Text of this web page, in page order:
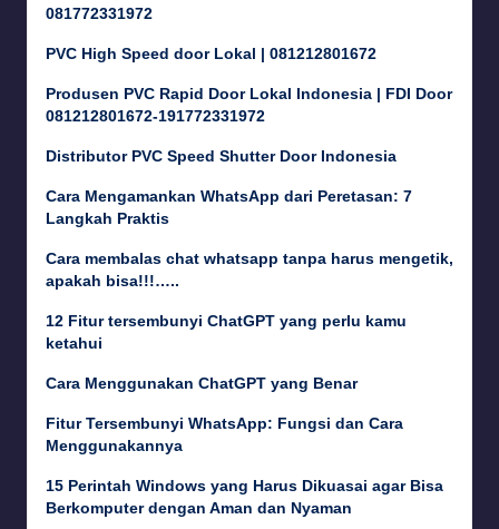
081772331972
PVC High Speed door Lokal | 081212801672
Produsen PVC Rapid Door Lokal Indonesia | FDI Door
081212801672-191772331972
Distributor PVC Speed Shutter Door Indonesia
Cara Mengamankan WhatsApp dari Peretasan: 7
Langkah Praktis
Cara membalas chat whatsapp tanpa harus mengetik,
apakah bisa!!!…..
12 Fitur tersembunyi ChatGPT yang perlu kamu
ketahui
Cara Menggunakan ChatGPT yang Benar
Fitur Tersembunyi WhatsApp: Fungsi dan Cara
Menggunakannya
15 Perintah Windows yang Harus Dikuasai agar Bisa
Berkomputer dengan Aman dan Nyaman